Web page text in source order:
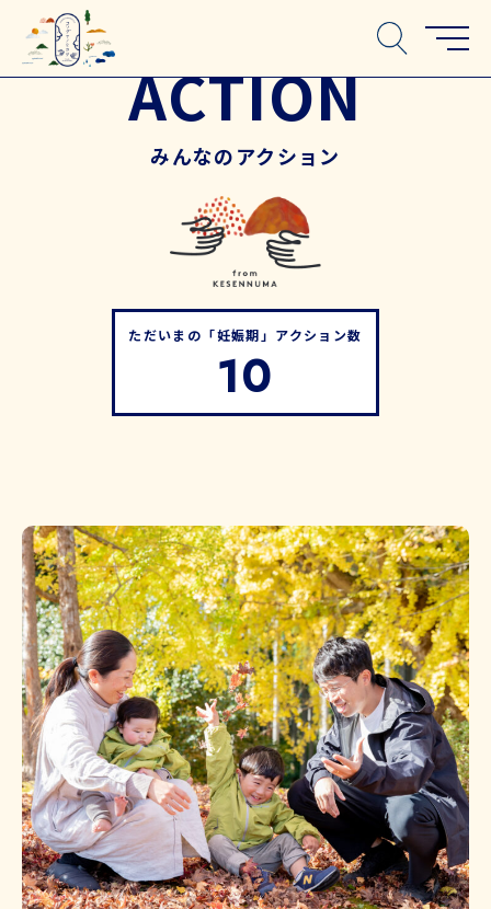
ACTION
みんなのアクション
ただいまの「妊娠期」アクション数
10